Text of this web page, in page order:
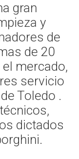
gran
y
de
de 20
mercado,
servicio
Toledo .
dictados